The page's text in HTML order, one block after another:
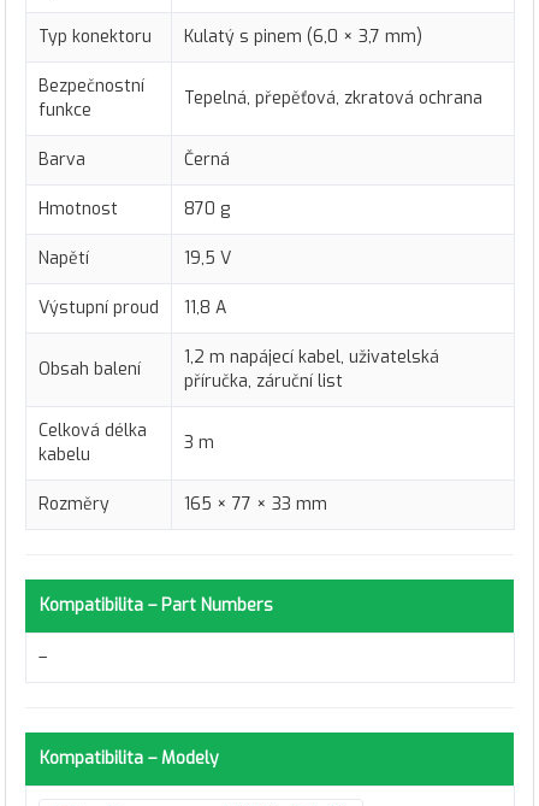
Typ konektoru Kulatý s pinem (6,0 × 3,7 mm)
Bezpečnostní
funkce
Tepelná, přepěťová, zkratová ochrana
Barva Černá
Hmotnost 870 g
Napětí 19,5 V
Výstupní proud 11,8 A
Obsah balení
1,2 m napájecí kabel, uživatelská
příručka, záruční list
Celková délka
kabelu
3 m
Rozměry 165 × 77 × 33 mm
Kompatibilita – Part Numbers
–
Kompatibilita – Modely